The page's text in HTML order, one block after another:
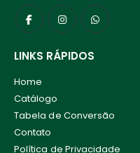
LINKS RÁPIDOS
Home
Catálogo
Tabela de Conversão
Contato
Política de Privacidade